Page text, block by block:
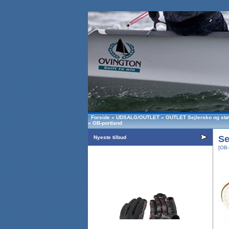
Forside » UDSALG/OUTLET » OUTLET Sejlersko og
» OB-portland
Nyeste tilbud